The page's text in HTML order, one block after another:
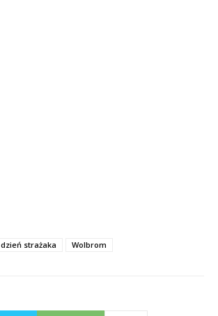
dzień strażaka Wolbrom